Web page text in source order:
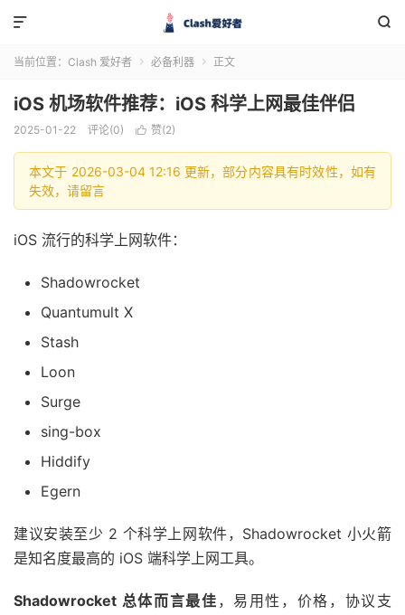


当前位置： Clash 爱好者  必备利器  正文
iOS 机场软件推荐：iOS 科学上网最佳伴侣
2025-01-22 评论(0)  赞(2)
本文于 2026-03-04 12:16 更新，部分内容具有时效性，如有
失效，请留言
iOS 流行的科学上网软件：
Shadowrocket
Quantumult X
Stash
Loon
Surge
sing-box
Hiddify
Egern
建议安装至少 2 个科学上网软件，Shadowrocket 小火箭
是知名度最高的 iOS 端科学上网工具。
Shadowrocket 总体而言最佳 ，易用性，价格，协议支